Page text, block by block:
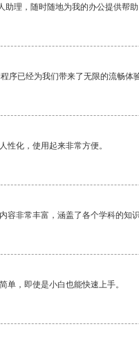
助理，随时随地为我的办公提供帮
序已经为我们带来了无限的流畅体
性化，使用起来非常方便。
容非常丰富，涵盖了各个学科的知
单，即使是小白也能快速上手。